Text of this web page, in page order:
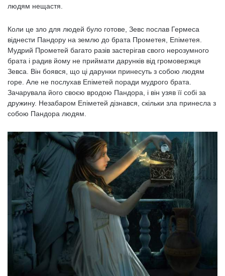
людям нещастя.
Коли це зло для людей було готове, Зевс послав Гермеса
віднести Пандору на землю до брата Прометея, Епіметея.
Мудрий Прометей багато разів застерігав свого нерозумного
брата і радив йому не приймати дарунків від громовержця
Зевса. Він боявся, що ці дарунки принесуть з собою людям
горе. Але не послухав Епіметей поради мудрого брата.
Зачарувала його своєю вродою Пандора, і він узяв її собі за
дружину. Незабаром Епіметей дізнався, скільки зла принесла з
собою Пандора людям.